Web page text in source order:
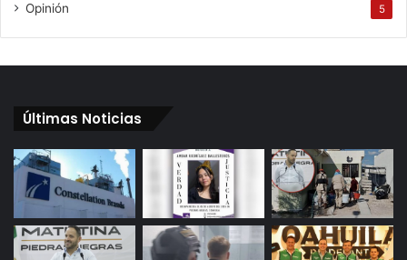
Opinión 5
Últimas Noticias